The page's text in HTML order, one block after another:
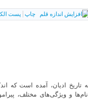
چاپ پست
تاریخ ادیان، آمده است که
و ویژگی‌های مختلف،